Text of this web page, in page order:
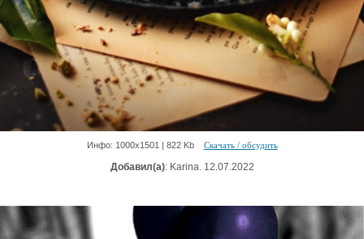
Инфо: 1000х1501 | 822 Kb Скачать / обсудить
Добавил(а): Karina. 12.07.2022